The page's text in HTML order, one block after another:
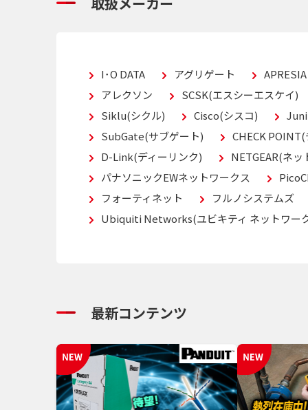
I･O DATA アグリゲート
アレクソン
SCSK(エスシーエスケイ)
Siklu(シクル)
Cisco(シスコ)
SubGate(サブゲート)
CHECK
D-Link(ディーリンク)
NETGEAR(ネッ
パナソニックEWネットワークス
フォーティネット
フルノシステムズ
Ubiquiti Networks(ユビキティ ネットワー
最新コンテンツ